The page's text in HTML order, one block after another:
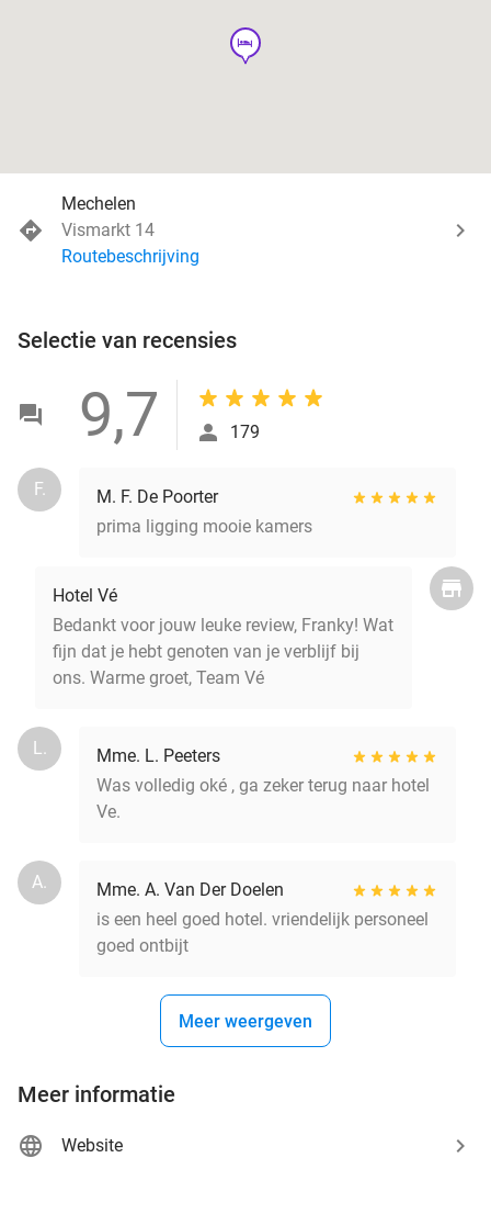
hotel
Mechelen
Vismarkt 14
Routebeschrijving
Selectie van recensies
9,7 179
F.
M. F. De Poorter
prima ligging mooie kamers
Hotel Vé
Bedankt voor jouw leuke review, Franky! Wat
fijn dat je hebt genoten van je verblijf bij
ons. Warme groet, Team Vé
L.
Mme. L. Peeters
Was volledig oké , ga zeker terug naar hotel
Ve.
A.
Mme. A. Van Der Doelen
is een heel goed hotel. vriendelijk personeel
goed ontbijt
Meer weergeven
Meer informatie
Website